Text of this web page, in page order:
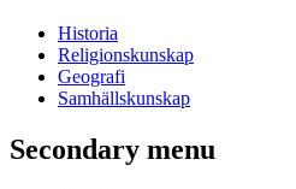
Historia
Religionskunskap
Geografi
Samhällskunskap
Secondary menu